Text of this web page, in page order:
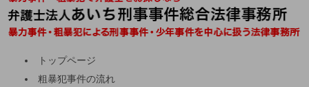
トップページ
粗暴犯事件の流れ